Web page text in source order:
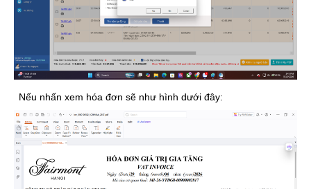
Nếu nhấn xem hóa đơn sẽ như hình dưới đây: